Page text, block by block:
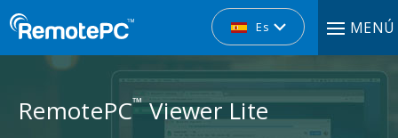
Es MENÚ
RemotePC™Viewer Lite